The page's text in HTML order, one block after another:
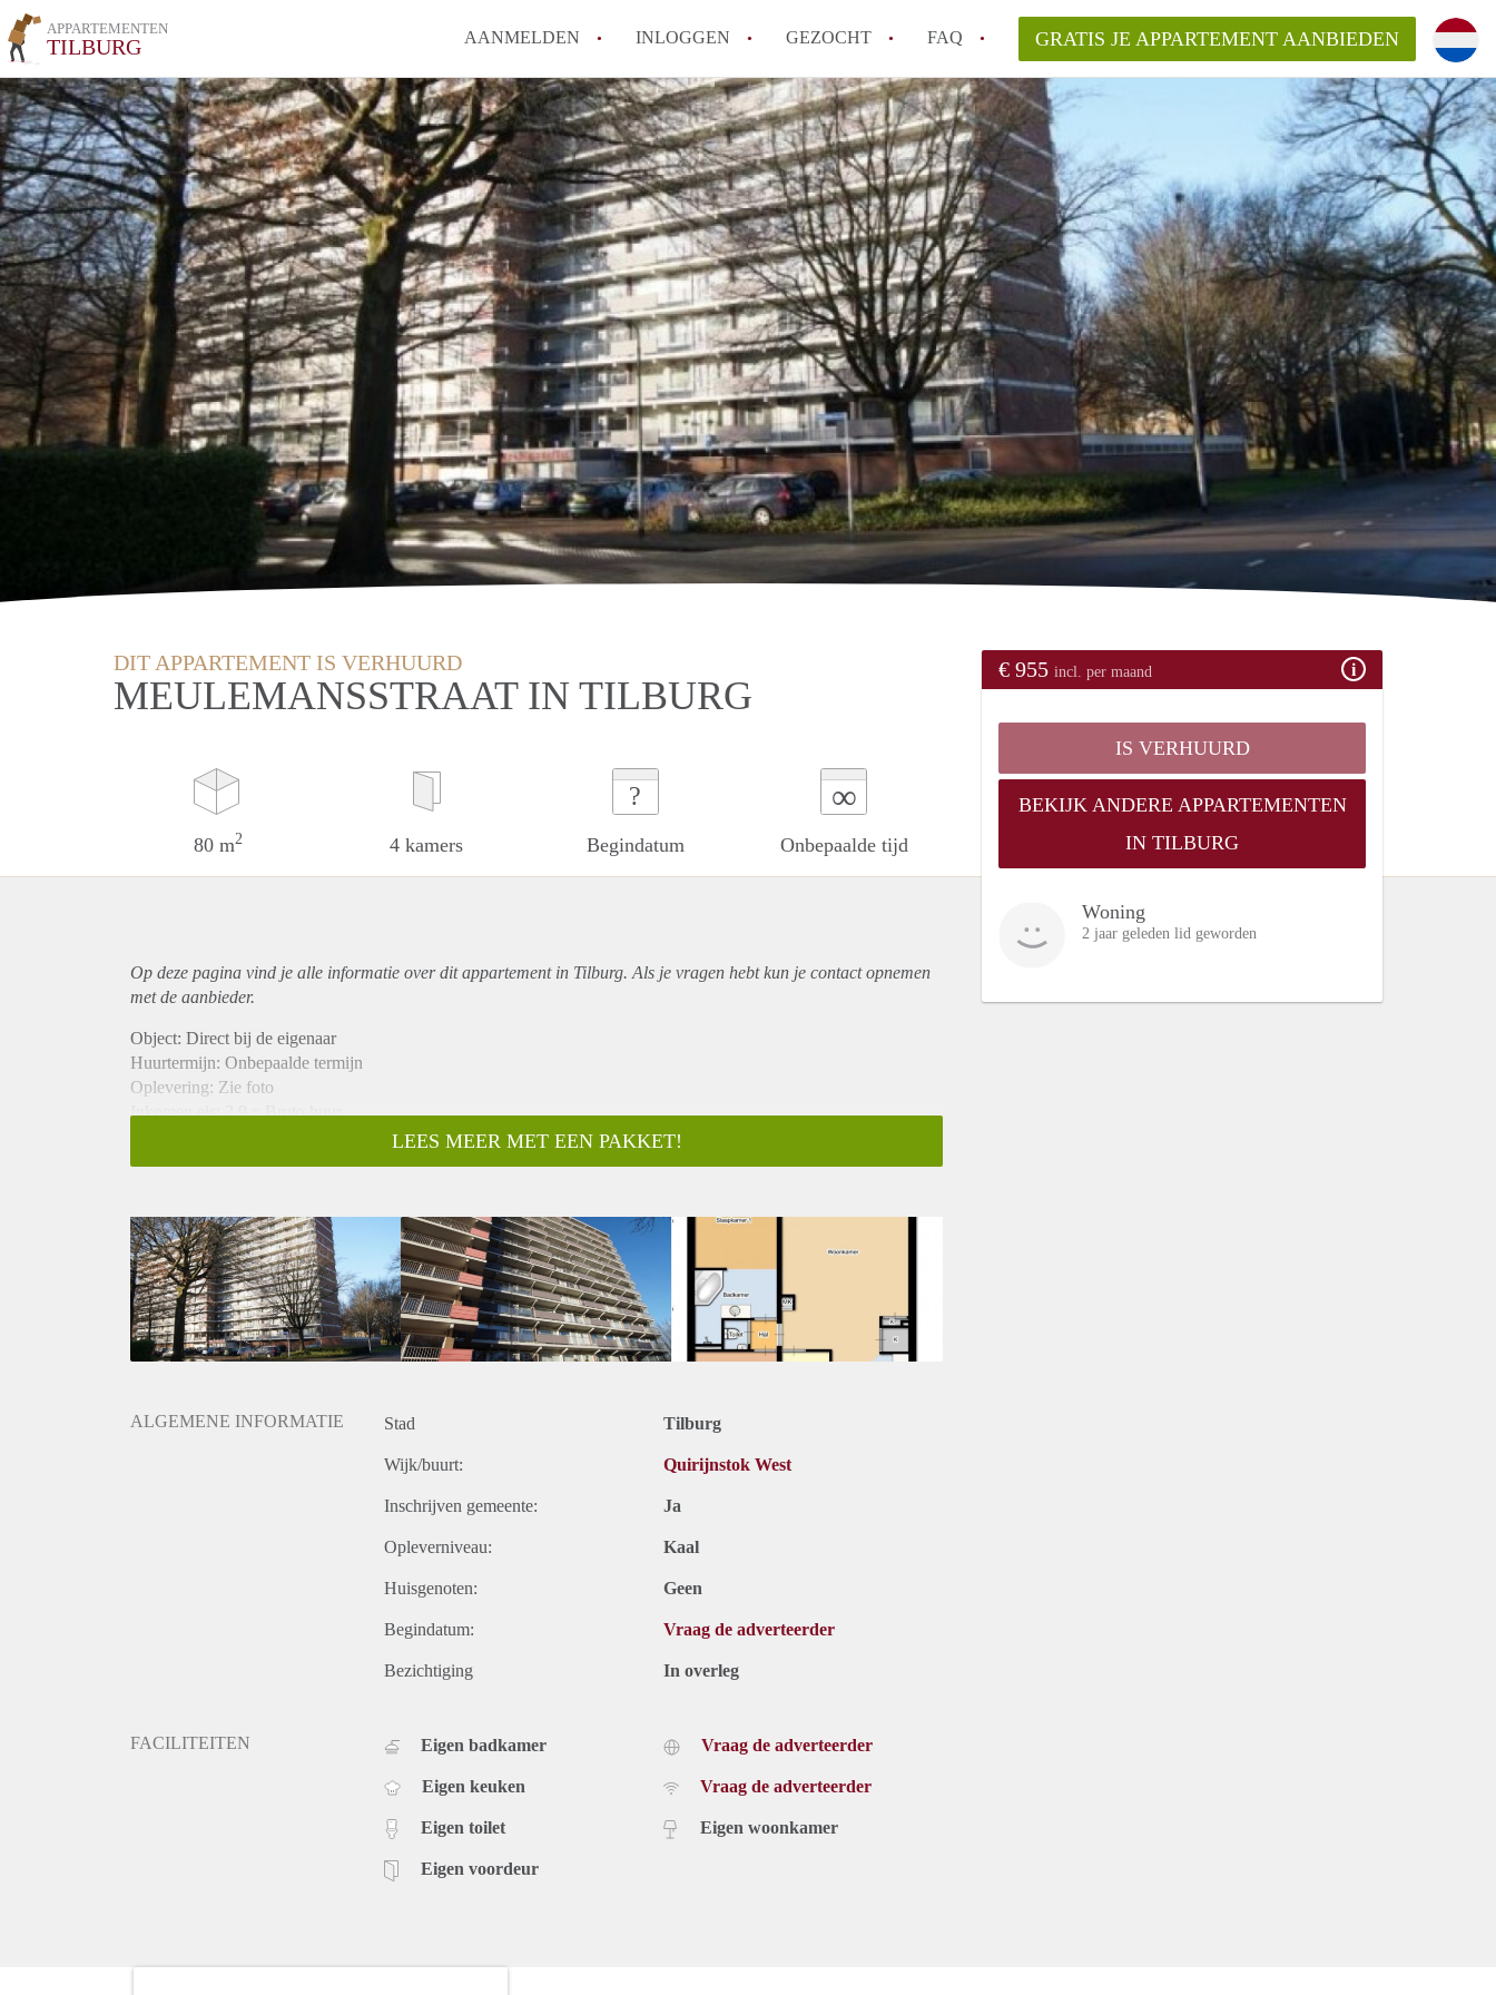
APPARTEMENTEN
TILBURG AANMELDEN INLOGGEN GEZOCHT FAQ
How to translate AppartementenTilburg!
Wat is AppartementenTilburg?
Hoeveel kost het om te reageren op een Appartement in Tilburg?
Wat is de privacyverklaring van AppartementenTilburg?
Berekent AppartementenTilburg
makelaarsvergoeding/bemiddelingsvergoeding?
Alle veelgestelde vragen
GRATIS JE APPARTEMENT AANBIEDEN
DIT APPARTEMENT IS VERHUURD
MEULEMANSSTRAAT IN TILBURG
80 m2 4 kamers
?
Begindatum
∞
Onbepaalde tijd
€ 955 incl. per maand
IS VERHUURD
BEKIJK ANDERE APPARTEMENTEN
IN TILBURG
Woning
2 jaar geleden lid geworden
Op deze pagina vind je alle informatie over ditappartementin Tilburg. Als je vragen hebt kun je contact opnemen
met de aanbieder.
Object: Direct bij de eigenaar
Huurtermijn: Onbepaalde termijn
Oplevering: Zie foto
Inkomen eis: 2,9 x Bruto huur
Borg: 1 Maand
Huisdieren toegestaan: Afhankelijk van de Eigenaar
Huurtoeslag grens: Nee
Geschikt voor studenten: Afhankelijk van de Eigenaar
LEES MEER MET EEN PAKKET!
ALGEMENE INFORMATIE Stad Tilburg
Wijk/buurt: Quirijnstok West
Inschrijven gemeente: Ja
Opleverniveau: Kaal
Huisgenoten: Geen
Begindatum: Vraag de adverteerder
Bezichtiging In overleg
FACILITEITEN Eigen badkamer
Eigen keuken
Eigen toilet
Eigen voordeur
Vraag de adverteerder
Vraag de adverteerder
Eigen woonkamer